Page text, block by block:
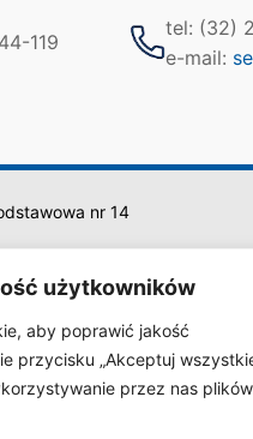
użytkowników
aby poprawić jakość
przycisku „Akceptuj
przez nas plików
119
tel: (32)
e-mail:
nr 14